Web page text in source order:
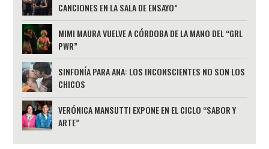
CANCIONES EN LA SALA DE ENSAYO”
MIMI MAURA VUELVE A CÓRDOBA DE LA MANO DEL “GRL
PWR”
SINFONÍA PARA ANA: LOS INCONSCIENTES NO SON LOS
CHICOS
VERÓNICA MANSUTTI EXPONE EN EL CICLO “SABOR Y
ARTE”